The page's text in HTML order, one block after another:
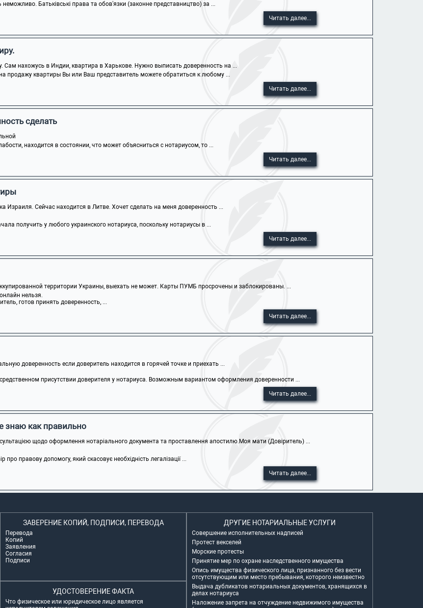
неможливо. Батьківські права та обов'язки (законне представництво) за ...
Читать далее...
Сам нахожусь в Индии, квартира в Харькове. Нужно выписать доверенность на ...
продажу квартиры Вы или Ваш представитель можете обратиться к любому ...
Читать далее...
сделать
находится в состоянии, что может объясниться с нотариусом, то ...
Читать далее...
Сейчас находится в Литве. Хочет сделать на меня доверенность ...
получить у любого украинского нотариуса, поскольку нотариусы в ...
Читать далее...
территории Украины, выехать не может. Карты ПУМБ просрочены и заблокированы. ...
нельзя.
готов принять доверенность, ...
Читать далее...
доверенность если доверитель находится в горячей точке и приехать ...
присутствии доверителя у нотариуса. Возможным вариантом оформления доверенности ...
Читать далее...
знаю как правильно
щодо оформлення нотаріального документа та проставлення апостилю.Моя мати (Довіритель) ...
правову допомогу, який скасовує необхідність легалізації ...
Читать далее...
ЗАВЕРЕНИЕ КОПИЙ, ПОДПИСИ, ПЕРЕВОДА
Перевода
Копий
Заявления
Согласия
Подписи
УДОСТОВЕРЕНИЕ ФАКТА
Что физическое или юридическое лицо является
ДРУГИЕ НОТАРИАЛЬНЫЕ УСЛУГИ
Совершение исполнительных надписей
Протест векселей
Морские протесты
Принятие мер по охране наследственного имущества
Опись имущества физического лица, признанного без вести
отсутствующим или место пребывания, которого неизвестно
Выдача дубликатов нотариальных документов, хранящихся в
делах нотариуса
Наложение запрета на отчуждение недвижимого имущества